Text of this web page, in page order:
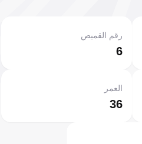
6
رقم القميص
36
العمر